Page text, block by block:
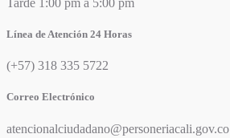
Línea de Atención 24 Horas
(+57) 318 335 5722
Correo Electrónico
atencionalciudadano@personeriacali.gov.co